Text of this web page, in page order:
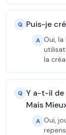
Q Puis-je
A Oui,
la
Q Y a-t-il de
Mais
A Oui,